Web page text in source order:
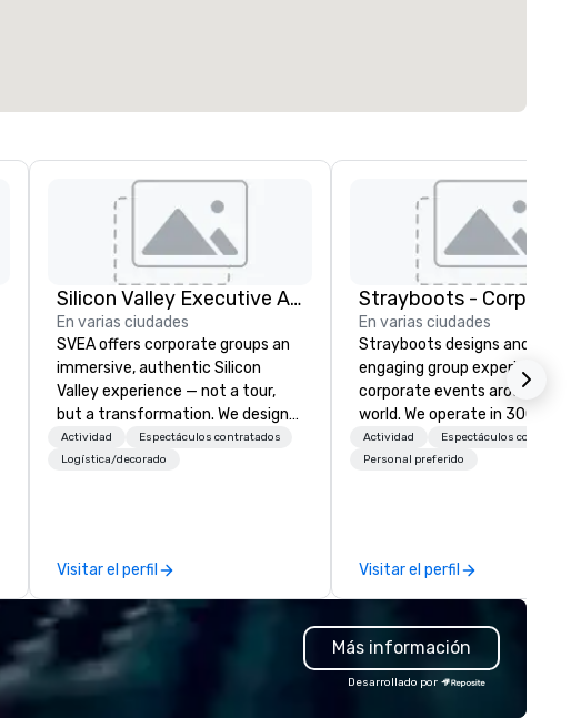
Silicon Valley Executive Academy
En varias ciudades
SVEA offers corporate groups an
immersive, authentic Silicon
Valley experience — not a tour,
but a transformation. We design
and facilitate custom executive
innovation tours, learning
delegations, incentive groups, and
corporate offsites. Whether your
group wants to think like a Silicon
Valley founder, explore the
mindsets driving the world's
walk away with a practical
Actividad
Espectáculos contratados
Logística/decorado
Visitar el perfil
En varias ciudades
Strayboots designs and
engaging group experiences
corporate events around the
world. We operate in 300+
globally, supporting
50 to 50,000
team-building experiences,
initiatives, conference
engagement, offsite
programming, and outdoor
activities, all built to fit
seamlessly into meetings,
incentives, retreats, and
Actividad
Espectáculos
Personal preferido
Visitar el perfil
Más información
Desarrollado por